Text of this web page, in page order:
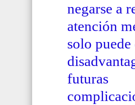
negarse a
atención
solo
futuras